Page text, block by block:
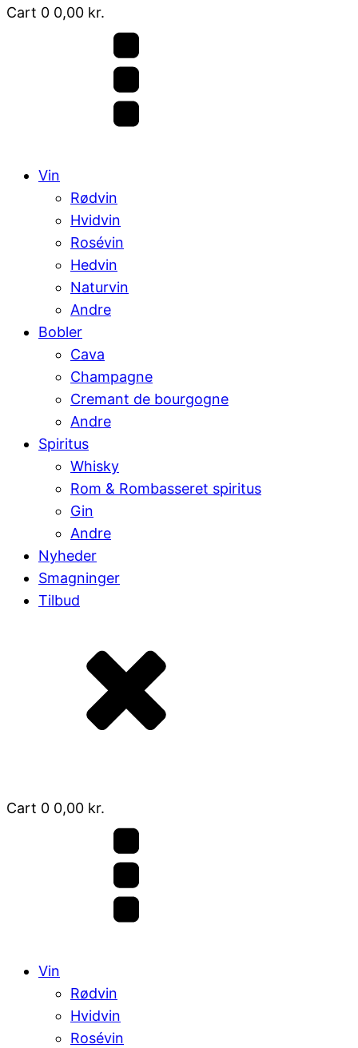
Cart 0 0,00 kr.
Vin
Rødvin
Hvidvin
Rosévin
Hedvin
Naturvin
Andre
Bobler
Cava
Champagne
Cremant de bourgogne
Andre
Spiritus
Whisky
Rom & Rombasseret spiritus
Gin
Andre
Nyheder
Smagninger
Tilbud
Cart 0 0,00 kr.
Vin
Rødvin
Hvidvin
Rosévin